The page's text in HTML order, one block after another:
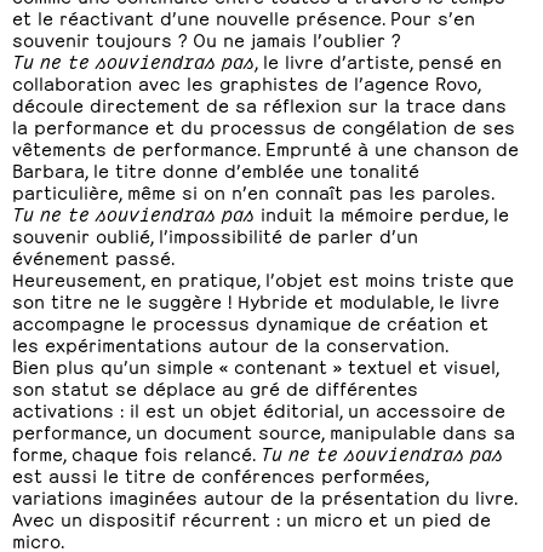
et le réactivant d’une nouvelle présence. Pour s’en
souvenir toujours ? Ou ne jamais l’oublier ?
Tu ne te souviendras pas , le livre d’artiste, pensé en
collaboration avec les graphistes de l’agence Rovo,
découle directement de sa réflexion sur la trace dans
la performance et du processus de congélation de ses
vêtements de performance. Emprunté à une chanson de
Barbara, le titre donne d’emblée une tonalité
particulière, même si on n’en connaît pas les paroles.
Tu ne te souviendras pas induit la mémoire perdue, le
souvenir oublié, l’impossibilité de parler d’un
événement passé.
Heureusement, en pratique, l’objet est moins triste que
son titre ne le suggère ! Hybride et modulable, le livre
accompagne le processus dynamique de création et
les expérimentations autour de la conservation.
Bien plus qu’un simple « contenant » textuel et visuel,
son statut se déplace au gré de différentes
activations : il est un objet éditorial, un accessoire de
performance, un document source, manipulable dans sa
forme, chaque fois relancé. Tu ne te souviendras pas
est aussi le titre de conférences performées,
variations imaginées autour de la présentation du livre.
Avec un dispositif récurrent : un micro et un pied de
micro.